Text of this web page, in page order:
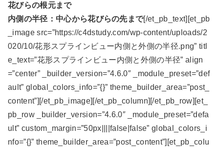
花びらの根元まで
内側の半径：中心から花びらの先まで[/et_pb_text][et_pb
_image src=”https://c4dstudy.com/wp-content/uploads/2
020/10/花形スプラインビュー内側と外側の半径.png” titl
e_text=”花形スプラインビュー内側と外側の半径” align
=”center” _builder_version=”4.6.0″ _module_preset=”def
ault” global_colors_info=”{}” theme_builder_area=”post_
content”][/et_pb_image][/et_pb_column][/et_pb_row][et_
pb_row _builder_version=”4.6.0″ _module_preset=”defa
ult” custom_margin=”50px||||false|false” global_colors_i
nfo=”{}” theme_builder_area=”post_content”][et_pb_colu